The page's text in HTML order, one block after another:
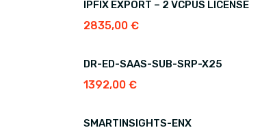
IPFIX EXPORT – 2 VCPUS LICENSE
2835,00 €
DR-ED-SAAS-SUB-SRP-X25
1392,00 €
SMARTINSIGHTS-ENX